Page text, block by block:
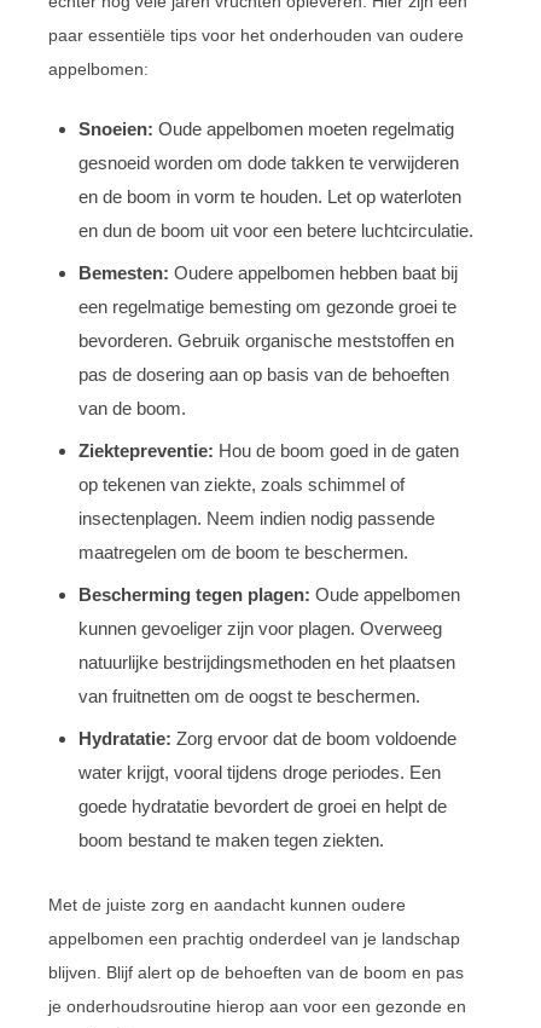
paar essentiële tips voor het onderhouden van oudere
appelbomen:
Snoeien: Oude appelbomen moeten regelmatig
gesnoeid worden om dode takken te verwijderen
en de boom in vorm te houden. Let op waterloten
en dun de boom uit voor een betere luchtcirculatie.
Bemesten: Oudere appelbomen hebben baat bij
een regelmatige bemesting om gezonde groei te
bevorderen. Gebruik organische meststoffen en
pas de dosering aan op basis van de behoeften
van de boom.
Ziektepreventie: Hou de boom goed in de gaten
op tekenen van ziekte, zoals schimmel of
insectenplagen. Neem indien nodig passende
maatregelen om de boom te beschermen.
Bescherming tegen plagen: Oude appelbomen
kunnen gevoeliger zijn voor plagen. Overweeg
natuurlijke bestrijdingsmethoden en het plaatsen
van fruitnetten om de oogst te beschermen.
Hydratatie: Zorg ervoor dat de boom voldoende
water krijgt, vooral tijdens droge periodes. Een
goede hydratatie bevordert de groei en helpt de
boom bestand te maken tegen ziekten.
Met de juiste zorg en aandacht kunnen oudere
appelbomen een prachtig onderdeel van je landschap
blijven. Blijf alert op de behoeften van de boom en pas
je onderhoudsroutine hierop aan voor een gezonde en